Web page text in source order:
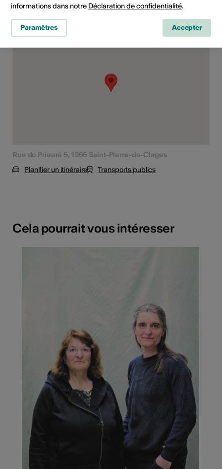
Lieu de l'événement
Rue du Prieuré 5, 1955 Saint-Pierre-de-Clages
Planifier un itinéraire
Transports publics
Cela pourrait vous intéresser
informations dans notre Déclaration de confidentialité.
Paramètres Accepter